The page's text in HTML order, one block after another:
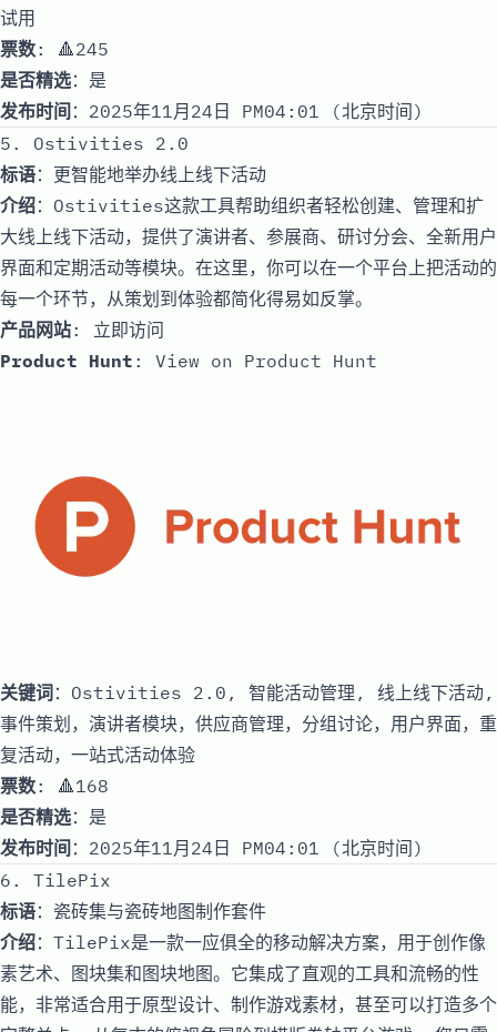
试用
票数: 🔺245
是否精选：是
发布时间 ：2025年11月24日 PM04:01 (北京时间)
5. Ostivities 2.0
标语：更智能地举办线上线下活动
介绍：Ostivities这款工具帮助组织者轻松创建、管理和扩
大线上线下活动，提供了演讲者、参展商、研讨分会、全新用户
界面和定期活动等模块。在这里，你可以在一个平台上把活动的
每一个环节，从策划到体验都简化得易如反掌。
产品网站: 立即访问
Product Hunt : View on Product Hunt
关键词：Ostivities 2.0, 智能活动管理, 线上线下活动,
事件策划，演讲者模块，供应商管理，分组讨论，用户界面，重
复活动，一站式活动体验
票数: 🔺168
是否精选：是
发布时间 ：2025年11月24日 PM04:01 (北京时间)
6. TilePix
标语：瓷砖集与瓷砖地图制作套件
介绍：TilePix是一款一应俱全的移动解决方案，用于创作像
素艺术、图块集和图块地图。它集成了直观的工具和流畅的性
能，非常适合用于原型设计、制作游戏素材，甚至可以打造多个